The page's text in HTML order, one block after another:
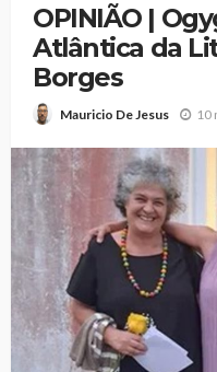
OPINIÃO |
Atlântica da
Borges
Mauricio De Jesus 10